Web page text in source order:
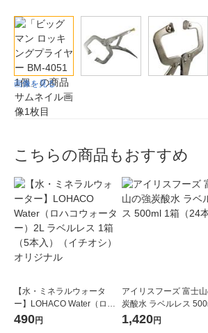
画像を見る
こちらの商品もおすすめ
【水・ミネラルウォータ
ー】LOHACO Water（ロハ
コウォーター）2L ラベルレ
490円
アイリスフーズ 富士
炭酸水 ラベルレス
箱（24本入）
1,420円